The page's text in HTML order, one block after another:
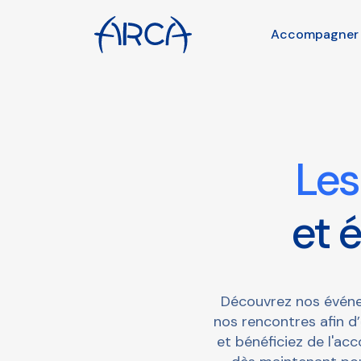
Accompagner
et
Découvrez nos
nos rencontres afin
et bénéficiez de